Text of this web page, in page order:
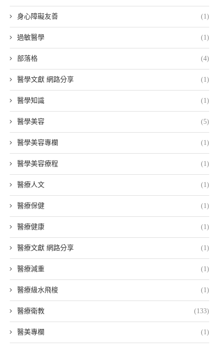
身心障礙友善 (1)
過敏醫學 (1)
部落格 (4)
醫學文獻 網路分享 (1)
醫學知識 (1)
醫學美容 (5)
醫學美容專欄 (1)
醫學美容療程 (1)
醫療人文 (1)
醫療保健 (1)
醫療健康 (1)
醫療文獻 網路分享 (1)
醫療減重 (1)
醫療級水飛梭 (1)
醫療衛教 (133)
醫美專欄 (1)